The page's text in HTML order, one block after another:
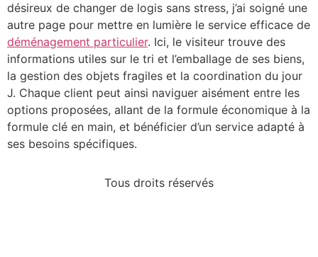
désireux de changer de logis sans stress, j’ai soigné une
autre page pour mettre en lumière le service efficace de
déménagement particulier. Ici, le visiteur trouve des
informations utiles sur le tri et l’emballage de ses biens,
la gestion des objets fragiles et la coordination du jour
J. Chaque client peut ainsi naviguer aisément entre les
options proposées, allant de la formule économique à la
formule clé en main, et bénéficier d’un service adapté à
ses besoins spécifiques.
Tous droits réservés